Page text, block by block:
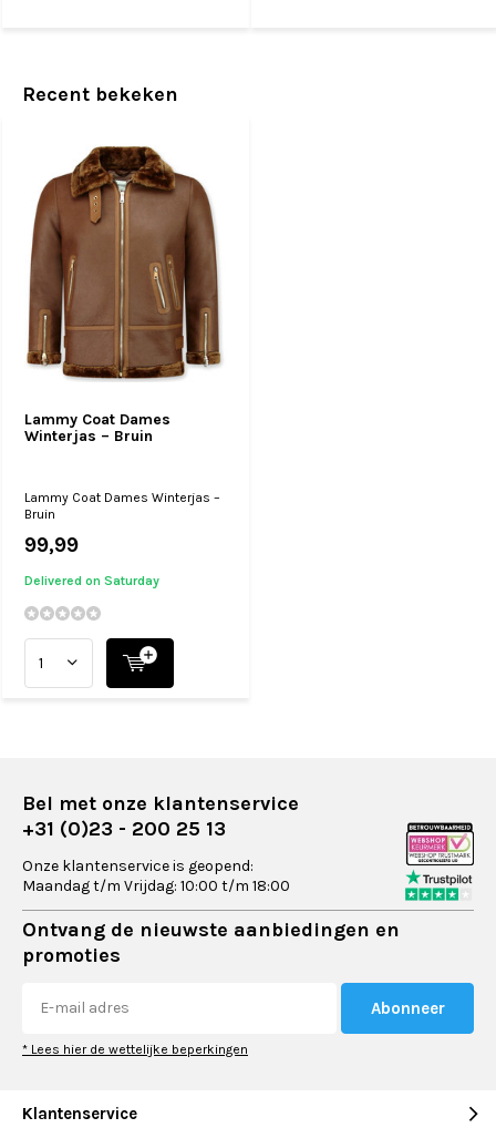
Recent bekeken
Lammy Coat Dames
Winterjas – Bruin
Lammy Coat Dames Winterjas –
Bruin
99,99
Delivered on Saturday
Bel met onze klantenservice
+31 (0)23 - 200 25 13
Onze klantenservice is geopend:
Maandag t/m Vrijdag: 10:00 t/m 18:00
Ontvang de nieuwste aanbiedingen en
promoties
Abonneer
* Lees hier de wettelijke beperkingen
Klantenservice